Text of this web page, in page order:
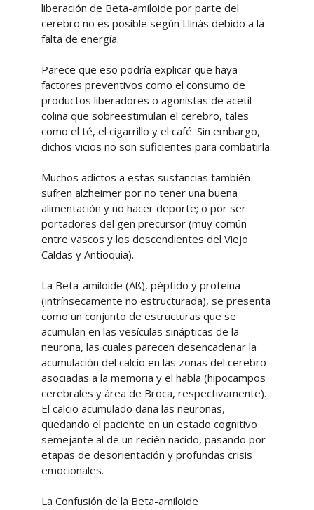
liberación de Beta-amiloide por parte del
cerebro no es posible según Llinás debido a la
falta de energía.
Parece que eso podría explicar que haya
factores preventivos como el consumo de
productos liberadores o agonistas de acetil-
colina que sobreestimulan el cerebro, tales
como el té, el cigarrillo y el café. Sin embargo,
dichos vicios no son suficientes para combatirla.
Muchos adictos a estas sustancias también
sufren alzheimer por no tener una buena
alimentación y no hacer deporte; o por ser
portadores del gen precursor (muy común
entre vascos y los descendientes del Viejo
Caldas y Antioquia).
La Beta-amiloide (Aß), péptido y proteína
(intrínsecamente no estructurada), se presenta
como un conjunto de estructuras que se
acumulan en las vesículas sinápticas de la
neurona, las cuales parecen desencadenar la
acumulación del calcio en las zonas del cerebro
asociadas a la memoria y el habla (hipocampos
cerebrales y área de Broca, respectivamente).
El calcio acumulado daña las neuronas,
quedando el paciente en un estado cognitivo
semejante al de un recién nacido, pasando por
etapas de desorientación y profundas crisis
emocionales.
La Confusión de la Beta-amiloide